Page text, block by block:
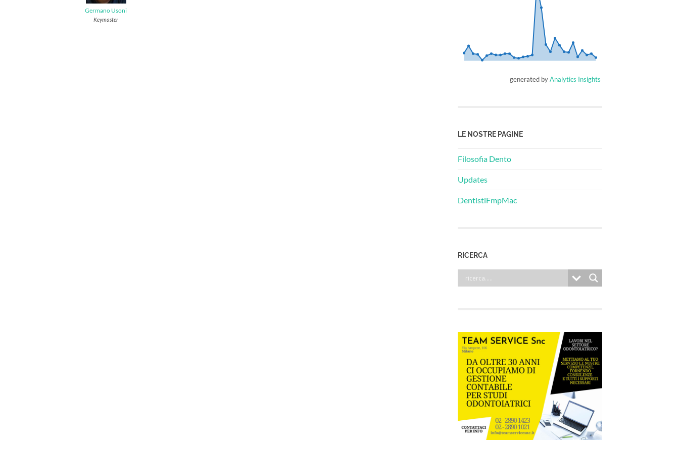
Germano Usoni
Keymaster
generated byAnalytics Insights
LE NOSTRE PAGINE
Filosofia Dento
Updates
DentistiFmpMac
RICERCA